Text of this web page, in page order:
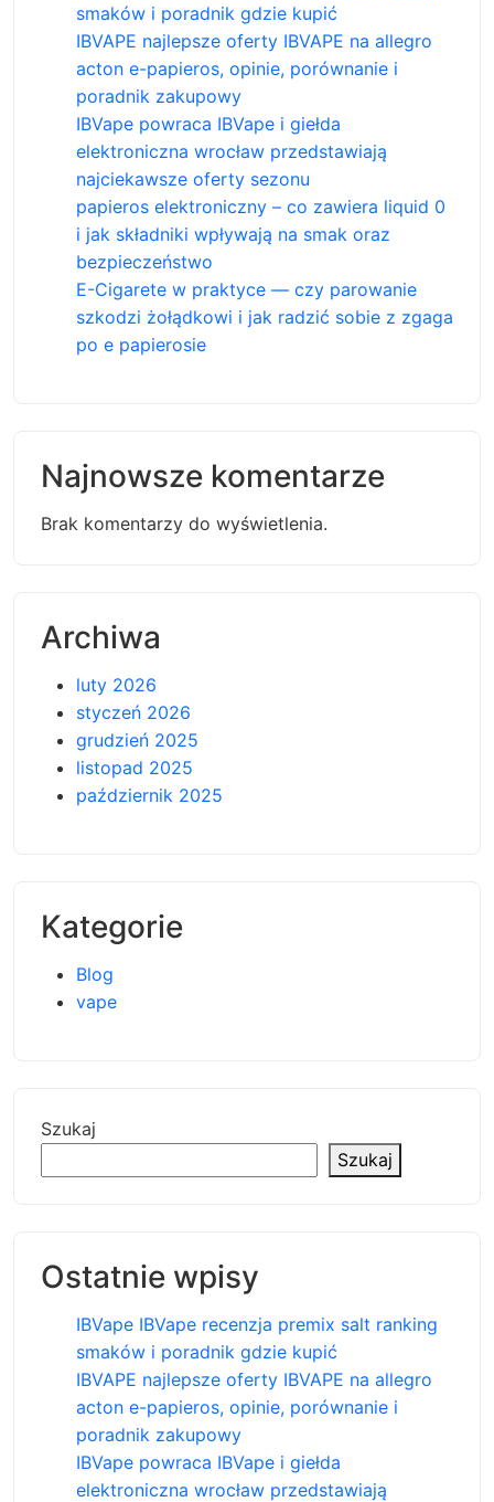
smaków i poradnik gdzie kupić
IBVAPE najlepsze oferty IBVAPE na allegro
acton e-papieros, opinie, porównanie i
poradnik zakupowy
IBVape powraca IBVape i giełda
elektroniczna wrocław przedstawiają
najciekawsze oferty sezonu
papieros elektroniczny – co zawiera liquid 0
i jak składniki wpływają na smak oraz
bezpieczeństwo
E-Cigarete w praktyce — czy parowanie
szkodzi żołądkowi i jak radzić sobie z zgaga
po e papierosie
Najnowsze komentarze
Brak komentarzy do wyświetlenia.
Archiwa
luty 2026
styczeń 2026
grudzień 2025
listopad 2025
październik 2025
Kategorie
Blog
vape
Szukaj
Szukaj
Ostatnie wpisy
IBVape IBVape recenzja premix salt ranking
smaków i poradnik gdzie kupić
IBVAPE najlepsze oferty IBVAPE na allegro
acton e-papieros, opinie, porównanie i
poradnik zakupowy
IBVape powraca IBVape i giełda
elektroniczna wrocław przedstawiają